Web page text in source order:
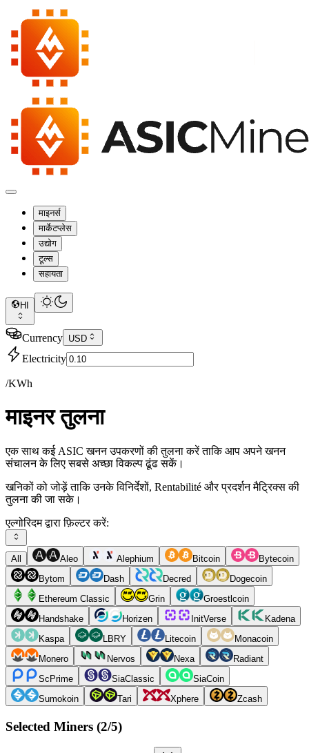
माइनर्स
मार्केटप्लेस
उद्योग
टूल्स
सहायता
HI
Currency USD
Electricity
/KWh
माइनर तुलना
एक साथ कई ASIC खनन उपकरणों की तुलना करें ताकि आप अपने खनन
संचालन के लिए सबसे अच्छा विकल्प ढूंढ सकें।
खनिकों को जोड़ें ताकि उनके विनिर्देशों, Rentabilité और प्रदर्शन मैट्रिक्स की
तुलना की जा सके।
एल्गोरिदम द्वारा फ़िल्टर करें:
All Aleo Alephium Bitcoin
Bytecoin
Bytom
Dash Decred
Dogecoin
Ethereum Classic
Grin
Groestlcoin
Handshake
Horizen InitVerse
Kadena
Kaspa
LBRY Litecoin
Monacoin
Monero
Nervos Nexa
Radiant
ScPrime
SiaClassic
SiaCoin
Sumokoin
Tari Xphere Zcash
Selected Miners (2/5)